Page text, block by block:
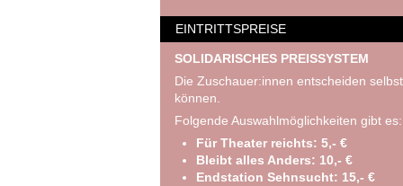
EINTRITTSPREISE
SOLIDARISCHES PREISSYSTEM
Die Zuschauer:innen entscheiden
können.
Folgende Auswahlmöglichkeiten gibt es:
Für Theater reichts: 5,- €
Bleibt alles Anders: 10,- €
Endstation Sehnsucht: 15,- €